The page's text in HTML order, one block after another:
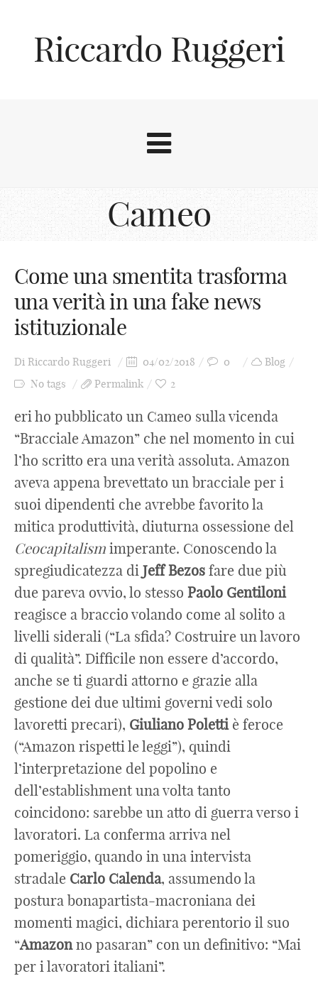
Riccardo Ruggeri
Cameo
Come una smentita trasforma
una verità in una fake news
istituzionale
Di Riccardo Ruggeri 04/02/2018 0
Blog
No tags
Permalink 2
eri ho pubblicato un Cameo sulla vicenda
“Bracciale Amazon” che nel momento in cui
l’ho scritto era una verità assoluta. Amazon
aveva appena brevettato un bracciale per i
suoi dipendenti che avrebbe favorito la
mitica produttività, diuturna ossessione del
Ceocapitalism imperante. Conoscendo la
spregiudicatezza di Jeff Bezos fare due più
due pareva ovvio, lo stesso Paolo Gentiloni
reagisce a braccio volando come al solito a
livelli siderali (“La sfida? Costruire un lavoro
di qualità”. Difficile non essere d’accordo,
anche se ti guardi attorno e grazie alla
gestione dei due ultimi governi vedi solo
lavoretti precari), Giuliano Polettiè feroce
(“Amazon rispetti le leggi”), quindi
l’interpretazione del popolino e
dell’establishment una volta tanto
coincidono: sarebbe un atto di guerra verso i
lavoratori. La conferma arriva nel
pomeriggio, quando in una intervista
stradale Carlo Calenda, assumendo la
postura bonapartista-macroniana dei
momenti magici, dichiara perentorio il suo
“Amazonno pasaran” con un definitivo: “Mai
per i lavoratori italiani”.